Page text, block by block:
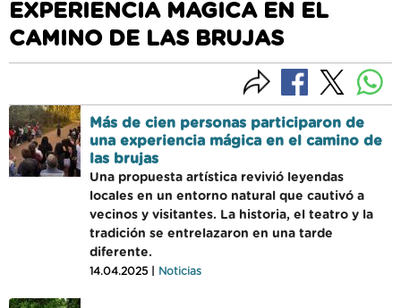
EXPERIENCIA MAGICA EN EL
CAMINO DE LAS BRUJAS
Más de cien personas participaron de
una experiencia mágica en el camino de
las brujas
Una propuesta artística revivió leyendas
locales en un entorno natural que cautivó a
vecinos y visitantes. La historia, el teatro y la
tradición se entrelazaron en una tarde
diferente.
14.04.2025 | Noticias